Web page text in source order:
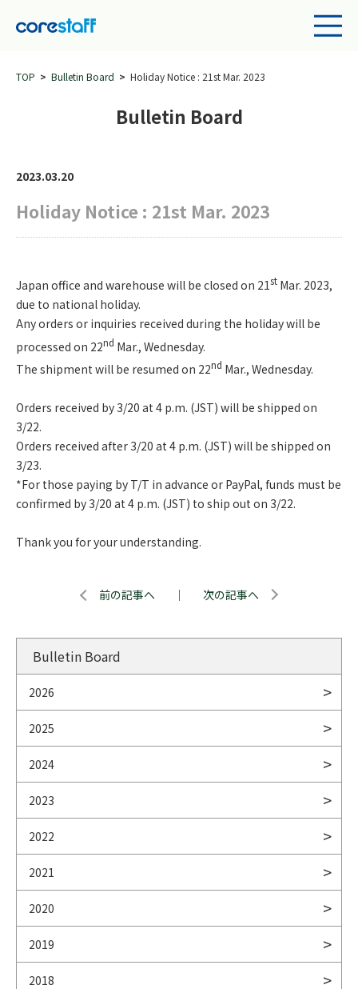
TOP Bulletin Board Holiday Notice : 21st Mar. 2023
Bulletin Board
2023.03.20
Holiday Notice : 21st Mar. 2023
Japan office and warehouse will be closed on 21st Mar. 2023,
due to national holiday.
Any orders or inquiries received during the holiday will be
processed on 22nd Mar., Wednesday.
The shipment will be resumed on 22nd Mar., Wednesday.
Orders received by 3/20 at 4 p.m. (JST) will be shipped on
3/22.
Orders received after 3/20 at 4 p.m. (JST) will be shipped on
3/23.
*For those paying by T/T in advance or PayPal, funds must be
confirmed by 3/20 at 4 p.m. (JST) to ship out on 3/22.
Thank you for your understanding.
前の記事へ ｜ 次の記事へ
Bulletin Board
2026
2025
2024
2023
2022
2021
2020
2019
2018